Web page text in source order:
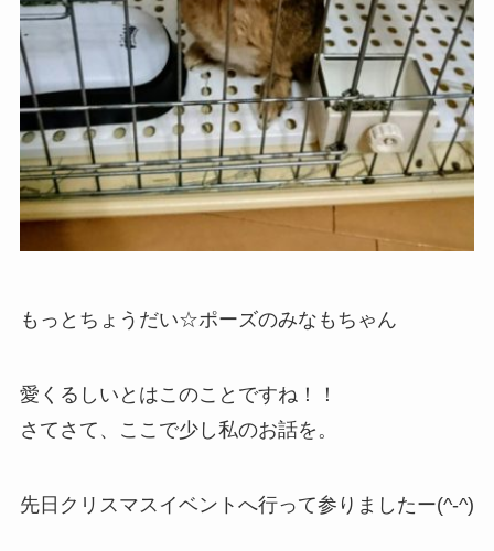
もっとちょうだい☆ポーズのみなもちゃん
愛くるしいとはこのことですね！！
さてさて、ここで少し私のお話を。
先日クリスマスイベントへ行って参りましたー(^-^)